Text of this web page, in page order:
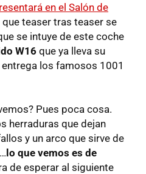
en el Salón de
que teaser tras teaser se
se intuye de este coche
W16 que ya lleva su
entrega los famosos 1001
Pues poca cosa.
herraduras que dejan
y un arco que sirve de
lo que vemos es de
de esperar al siguiente